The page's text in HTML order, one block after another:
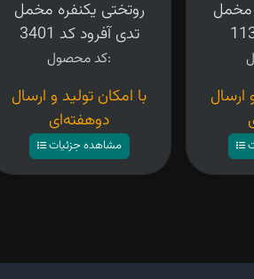
روتختی یکنفره مخمل
تدی آفرود کد 3401
کد محصول:
با امکان تولید و ارسال
دوهفته‌ای
مشاهده جزئیات
مخمل
ارسال